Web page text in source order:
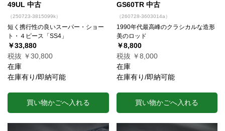
49UL 中古
（250723-3815099k）
短く携行性の良いスーパー・ショー
ト・４ピース「SS4」
￥33,880
税抜 ￥30,800
在庫
在庫有り/即納可能
買い物かごへ入れる
GS60TR 中古
（260728-3603014a）
1990年代最高峰のクラシカルな造形
美のロッド
￥8,800
税抜 ￥8,000
在庫
在庫有り/即納可能
買い物かごへ入れる